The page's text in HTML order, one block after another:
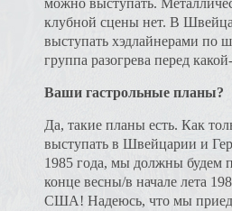
можно выступать.
клубной сцены нет. В
выступать хэдлайнерами по
группа разогрева перед
Ваши гастрольные планы?
Да, такие планы есть. Как
выступать в Швейцарии и
1985 года, мы должны будем
конце весны/в начале лета
США! Надеюсь, что мы